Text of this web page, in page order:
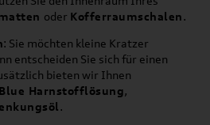
oder Kofferraumschalen.
: Sie möchten kleine Kratzer
entscheiden Sie sich für einen
bieten wir Ihnen
Harnstofflösung,
.